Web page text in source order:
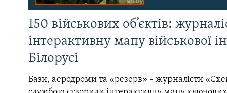
150 військових об’єктів:
інтерактивну мапу військової
Білорусі
Бази, аеродроми та «резерв» – журналісти